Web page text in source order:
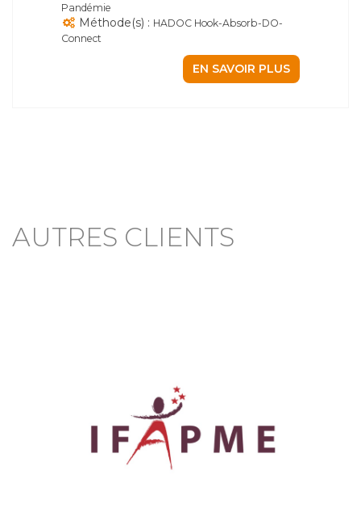
Pandémie
Méthode(s) : HADOC Hook-Absorb-DO-
Connect
EN SAVOIR PLUS
AUTRES CLIENTS